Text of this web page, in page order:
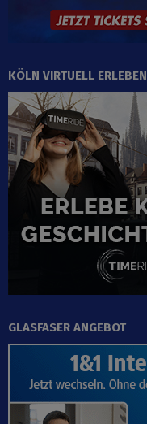
KÖLN VIRTUELL ERLEBEN
GLASFASER ANGEBOT